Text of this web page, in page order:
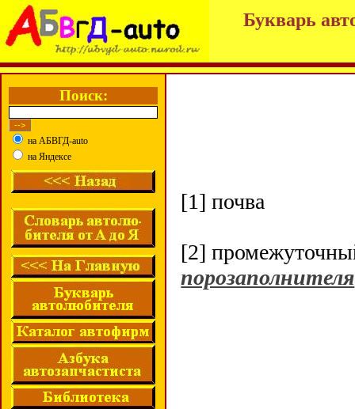
Букварь
Поиск:
на АБВГД-auto
на Яндексе
[1] почва
[2]
порозаполнителя